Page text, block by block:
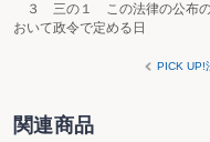
３ 三の１ この法律の公布の
おいて政令で定める日
PICK UP!
関連商品